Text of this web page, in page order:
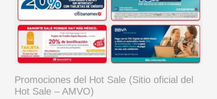
Promociones del Hot Sale (Sitio oficial del
Hot Sale – AMVO)